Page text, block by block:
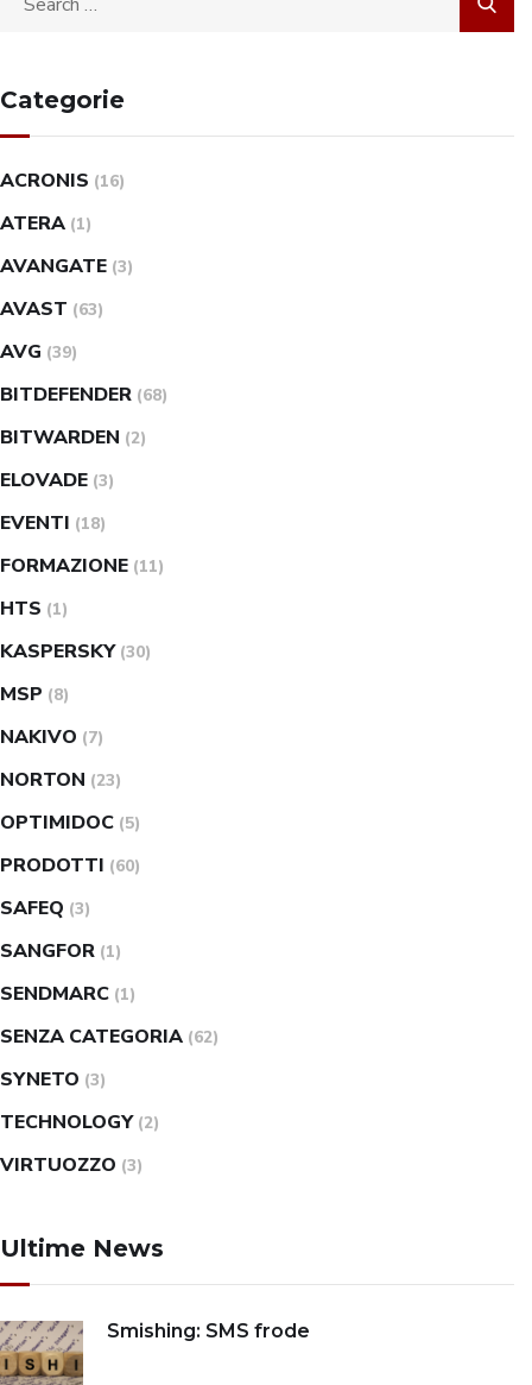
Categorie
ACRONIS (16)
ATERA (1)
AVANGATE (3)
AVAST (63)
AVG (39)
BITDEFENDER (68)
BITWARDEN (2)
ELOVADE (3)
EVENTI (18)
FORMAZIONE (11)
HTS (1)
KASPERSKY (30)
MSP (8)
NAKIVO (7)
NORTON (23)
OPTIMIDOC (5)
PRODOTTI (60)
SAFEQ (3)
SANGFOR (1)
SENDMARC (1)
SENZA CATEGORIA (62)
SYNETO (3)
TECHNOLOGY (2)
VIRTUOZZO (3)
Ultime News
Smishing: SMS frode